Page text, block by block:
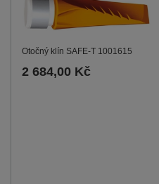
Otočný klín SAFE-T 1001615
2 684,00 Kč